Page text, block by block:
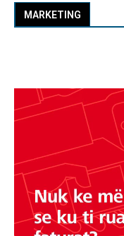
MARKETING